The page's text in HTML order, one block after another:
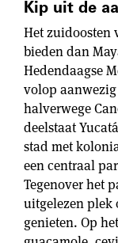
Kip uit de
Het zuidoosten
bieden dan
Hedendaagse
volop
halverwege
deelstaat
stad met
een centraal
Tegenover het
uitgelezen plek
genieten. Op